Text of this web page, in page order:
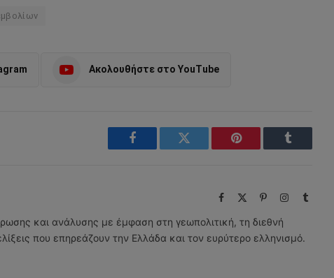
Ακολουθήστε στο YouTube
Facebook Twitter Pinterest Tumblr
Facebook PinterestInstagram
Tumblr
και ανάλυσης με έμφαση στη γεωπολιτική, τη διεθνή
που επηρεάζουν την Ελλάδα και τον ευρύτερο ελληνισμό.